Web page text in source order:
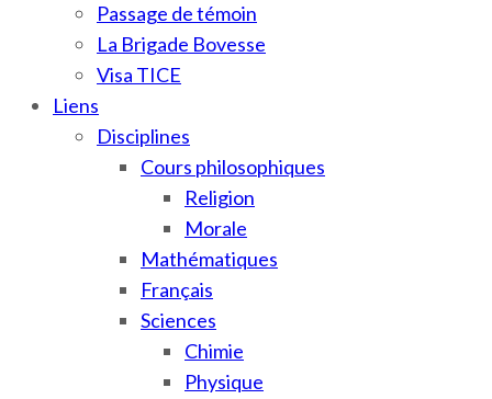
Passage de témoin
La Brigade Bovesse
Visa TICE
Liens
Disciplines
Cours philosophiques
Religion
Morale
Mathématiques
Français
Sciences
Chimie
Physique